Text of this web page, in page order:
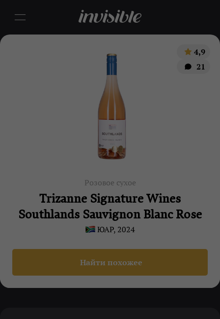
4,9
21
Розовое сухое
Trizanne Signature Wines
Southlands Sauvignon Blanc Rose
ЮАР, 2024
Найти похожее